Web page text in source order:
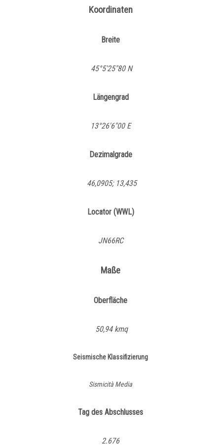
Koordinaten
Breite
45°5'25"80 N
Längengrad
13°26'6"00 E
Dezimalgrade
46,0905; 13,435
Locator (WWL)
JN66RC
Maße
Oberfläche
50,94 kmq
Seismische Klassifizierung
Sismicità Media
Tag des Abschlusses
2.676